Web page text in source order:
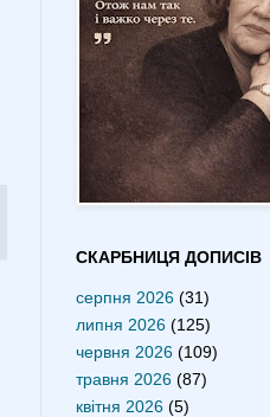
СКАРБНИЦЯ ДОПИСІВ
серпня 2026 (31)
липня 2026 (125)
червня 2026 (109)
травня 2026 (87)
квітня 2026 (5)